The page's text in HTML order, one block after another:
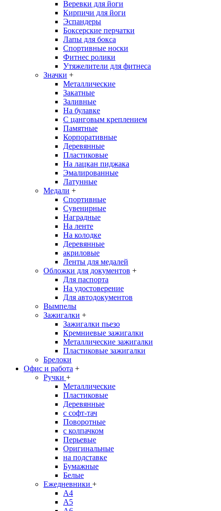
Веревки для йоги
Кирпичи для йоги
Эспандеры
Боксерские перчатки
Лапы для бокса
Спортивные носки
Фитнес ролики
Утяжелители для фитнеса
Значки +
Металлические
Закатные
Заливные
На булавке
С цанговым креплением
Памятные
Корпоративные
Деревянные
Пластиковые
На лацкан пиджака
Эмалированные
Латунные
Медали +
Спортивные
Сувенирные
Наградные
На ленте
На колодке
Деревянные
акриловые
Ленты для медалей
Обложки для документов +
Для паспорта
На удостоверение
Для автодокументов
Вымпелы
Зажигалки +
Зажигалки пьезо
Кремниевые зажигалки
Металлические зажигалки
Пластиковые зажигалки
Брелоки
Офис и работа +
Ручки +
Металлические
Пластиковые
Деревянные
с софт-тач
Поворотные
с колпачком
Перьевые
Оригинальные
на подставке
Бумажные
Белые
Ежедневники +
A4
A5